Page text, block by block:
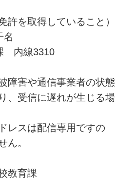
を取得していること）
名
内線3310
障害や通信事業者の状態
、受信に遅れが生じる場
レスは配信専用ですの
ん。
教育課